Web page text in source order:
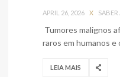
APRIL 26, 2026 X
Tumores malignos
raros em humanos e
LEIA MAIS